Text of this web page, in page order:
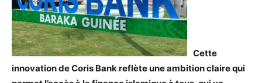
Cette
innovation de Coris Bank reflète une ambition claire qui